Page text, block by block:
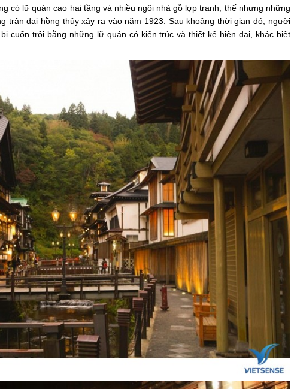
có lữ quán cao hai tầng và nhiều ngôi nhà gỗ lợp tranh, thế nhưng những
trận đại hồng thủy xảy ra vào năm 1923. Sau khoảng thời gian đó, người
cuốn trôi bằng những lữ quán có kiến trúc và thiết kế hiện đại, khác biệt